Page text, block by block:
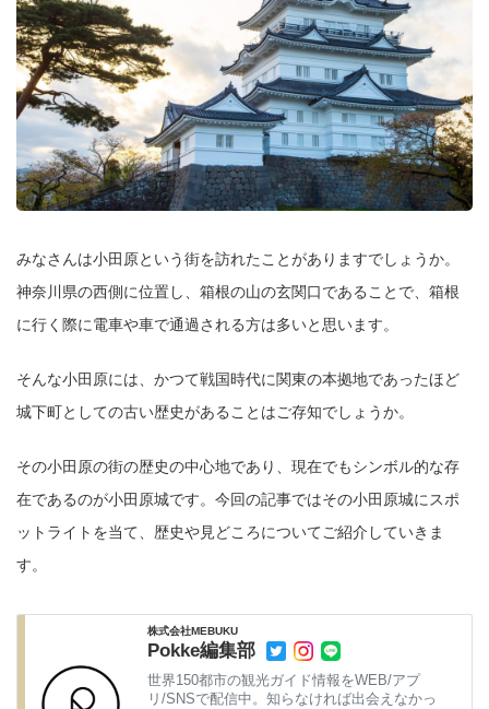
みなさんは小田原という街を訪れたことがありますでしょうか。
神奈川県の西側に位置し、箱根の山の玄関口であることで、箱根
に行く際に電車や車で通過される方は多いと思います。
そんな小田原には、かつて戦国時代に関東の本拠地であったほど
城下町としての古い歴史があることはご存知でしょうか。
その小田原の街の歴史の中心地であり、現在でもシンボル的な存
在であるのが小田原城です。今回の記事ではその小田原城にスポ
ットライトを当て、歴史や見どころについてご紹介していきま
す。
株式会社MEBUKU
Pokke編集部
世界150都市の観光ガイド情報をWEB/アプ
リ/SNSで配信中。知らなければ出会えなかっ